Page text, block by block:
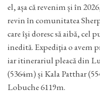
el, așa că revenim și în
revin în comunitatea
care îşi doresc să aibă, cel
inedită. Expediţia o avem
iar itinerariul pleacă din
(5364m) și Kala Patthar
Lobuche 6119m.